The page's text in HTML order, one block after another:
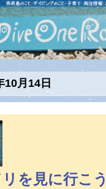
10月14日
を見に行こう